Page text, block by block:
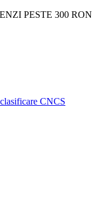
PESTE 300 RON
CNCS